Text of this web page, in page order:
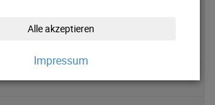
Alle akzeptieren
Impressum